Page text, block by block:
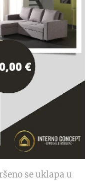
se uklapa u